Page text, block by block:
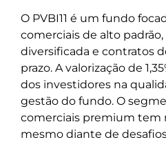
O PVBI11 é um fundo
comerciais de alto
diversificada e contratos
prazo. A valorização de
dos investidores na
gestão do fundo. O
comerciais premium tem
mesmo diante de